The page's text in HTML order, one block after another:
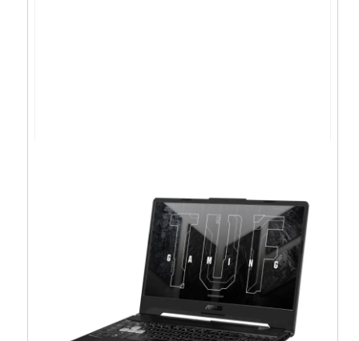
ASUS BM1503 R5-
7535U/16GB/512GB/15.6″/noOS –
90NX0821-M002R0
716,63 € 644,96
Dodaj u košaricu